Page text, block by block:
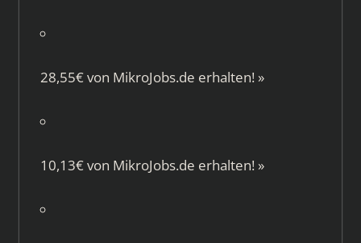
28,55€ von MikroJobs.de erhalten! »
10,13€ von MikroJobs.de erhalten! »